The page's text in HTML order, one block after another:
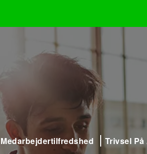
Medarbejdertilfredshed Trivsel